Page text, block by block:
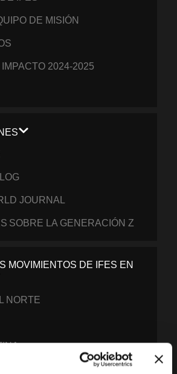
DE MISIÓN
IMPACTO 2024-2025
JOURNAL
SOBRE LA GENERACIÓN Z
MOVIMIENTOS DE IFES EN
NORTE